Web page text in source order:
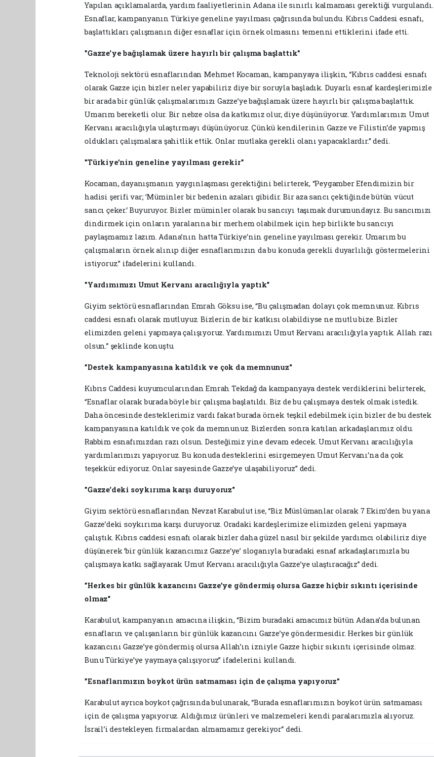
Yapılan açıklamalarda, yardım faaliyetlerinin Adana ile sınırlı kalmaması gerektiği vurgulandı.
Esnaflar, kampanyanın Türkiye geneline yayılması çağrısında bulundu. Kıbrıs Caddesi esnafı,
başlattıkları çalışmanın diğer esnaflar için örnek olmasını temenni ettiklerini ifade etti.
"Gazze’ye bağışlamak üzere hayırlı bir çalışma başlattık"
Teknoloji sektörü esnaflarından Mehmet Kocaman, kampanyaya ilişkin, “Kıbrıs caddesi esnafı
olarak Gazze için bizler neler yapabiliriz diye bir soruyla başladık. Duyarlı esnaf kardeşlerimizle
bir arada bir günlük çalışmalarımızı Gazze’ye bağışlamak üzere hayırlı bir çalışma başlattık.
Umarım bereketli olur. Bir nebze olsa da katkımız olur, diye düşünüyoruz. Yardımlarımızı Umut
Kervanı aracılığıyla ulaştırmayı düşünüyoruz. Çünkü kendilerinin Gazze ve Filistin’de yapmış
oldukları çalışmalara şahitlik ettik. Onlar mutlaka gerekli olanı yapacaklardır.” dedi.
"Türkiye’nin geneline yayılması gerekir"
Kocaman, dayanışmanın yaygınlaşması gerektiğini belirterek, “Peygamber Efendimizin bir
hadisi şerifi var; ‘Müminler bir bedenin azaları gibidir. Bir aza sancı çektiğinde bütün vücut
sancı çeker.’ Buyuruyor. Bizler müminler olarak bu sancıyı taşımak durumundayız. Bu sancımızı
dindirmek için onların yaralarına bir merhem olabilmek için hep birlikte bu sancıyı
paylaşmamız lazım. Adana’nın hatta Türkiye’nin geneline yayılması gerekir. Umarım bu
çalışmaların örnek alınıp diğer esnaflarımızın da bu konuda gerekli duyarlılığı göstermelerini
istiyoruz.” ifadelerini kullandı.
"Yardımımızı Umut Kervanı aracılığıyla yaptık"
Giyim sektörü esnaflarından Emrah Göksu ise, “Bu çalışmadan dolayı çok memnunuz. Kıbrıs
caddesi esnafı olarak mutluyuz. Bizlerin de bir katkısı olabildiyse ne mutlu bize. Bizler
elimizden geleni yapmaya çalışıyoruz. Yardımımızı Umut Kervanı aracılığıyla yaptık. Allah razı
olsun.” şeklinde konuştu.
"Destek kampanyasına katıldık ve çok da memnunuz"
Kıbrıs Caddesi kuyumcularından Emrah Tekdağ da kampanyaya destek verdiklerini belirterek,
“Esnaflar olarak burada böyle bir çalışma başlatıldı. Biz de bu çalışmaya destek olmak istedik.
Daha öncesinde desteklerimiz vardı fakat burada örnek teşkil edebilmek için bizler de bu destek
kampanyasına katıldık ve çok da memnunuz. Bizlerden sonra katılan arkadaşlarımız oldu.
Rabbim esnafımızdan razı olsun. Desteğimiz yine devam edecek. Umut Kervanı aracılığıyla
yardımlarımızı yapıyoruz. Bu konuda desteklerini esirgemeyen Umut Kervanı’na da çok
teşekkür ediyoruz. Onlar sayesinde Gazze’ye ulaşabiliyoruz” dedi.
"Gazze’deki soykırıma karşı duruyoruz"
Giyim sektörü esnaflarından Nevzat Karabulut ise, “Biz Müslümanlar olarak 7 Ekim’den bu yana
Gazze’deki soykırıma karşı duruyoruz. Oradaki kardeşlerimize elimizden geleni yapmaya
çalıştık. Kıbrıs caddesi esnafı olarak bizler daha güzel nasıl bir şekilde yardımcı olabiliriz diye
düşünerek ‘bir günlük kazancımız Gazze’ye’ sloganıyla buradaki esnaf arkadaşlarımızla bu
çalışmaya katkı sağlayarak Umut Kervanı aracılığıyla Gazze’ye ulaştıracağız” dedi.
"Herkes bir günlük kazancını Gazze’ye göndermiş olursa Gazze hiçbir sıkıntı içerisinde
olmaz"
Karabulut, kampanyanın amacına ilişkin, “Bizim buradaki amacımız bütün Adana’da bulunan
esnafların ve çalışanların bir günlük kazancını Gazze’ye göndermesidir. Herkes bir günlük
kazancını Gazze’ye göndermiş olursa Allah’ın izniyle Gazze hiçbir sıkıntı içerisinde olmaz.
Bunu Türkiye’ye yaymaya çalışıyoruz” ifadelerini kullandı.
"Esnaflarımızın boykot ürün satmaması için de çalışma yapıyoruz"
Karabulut ayrıca boykot çağrısında bulunarak, “Burada esnaflarımızın boykot ürün satmaması
için de çalışma yapıyoruz. Aldığımız ürünleri ve malzemeleri kendi paralarımızla alıyoruz.
İsrail’i destekleyen firmalardan almamamız gerekiyor” dedi.